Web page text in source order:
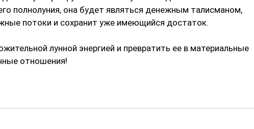
полнолуния, она будет являться денежным талисманом,
потоки и сохранит уже имеющийся достаток.
лунной энергией и превратить ее в материальные
отношения!